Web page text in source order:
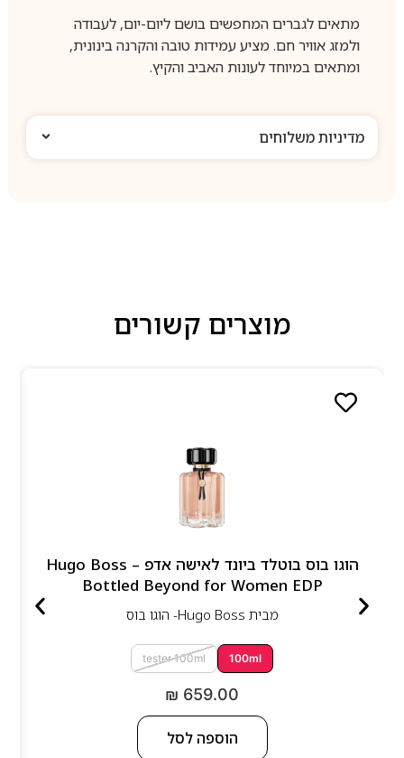
מתאים לגברים המחפשים בושם ליום-יום, לעבודה
ולמזג אוויר חם. מציע עמידות טובה והקרנה בינונית,
ומתאים במיוחד לעונות האביב והקיץ.
מדיניות משלוחים
מוצרים קשורים
הוגו בוס בוטלד ביונד לאישה אדפ – Hugo Boss
Bottled Beyond for Women EDP
מבית Hugo Boss- הוגו בוס
100ml
tester 100ml
₪ 659.00
הוספה לסל